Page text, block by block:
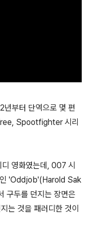
부터 단역으로 몇 편
Spootfighter 시리
영화였는데, 007 시
인 'Oddjob'(Harold Sak
구두를 던지는 장면은
는 것을 패러디한 것이